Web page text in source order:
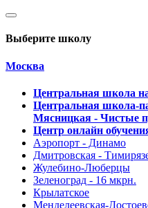
Выберите школу
Москва
Центральная школа
Центральная школа-
Мясницкая - Чистые
Центр онлайн
Аэропорт - Динамо
Дмитровская -
Жулебино-Люберцы
Зеленоград - 16 мкрн.
Крылатское
Менделеевская-